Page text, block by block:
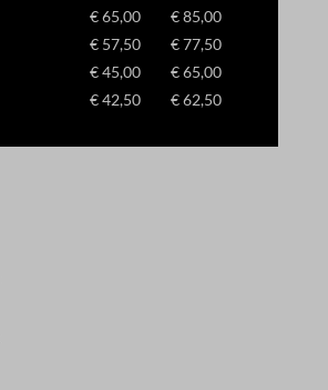
€ 65,00
€ 85,00
€ 57,50
€ 77,50
€ 45,00
€ 65,00
€ 42,50 € 62,50